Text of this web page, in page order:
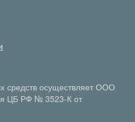
средств осуществляет ООО
ЦБ РФ № 3523-К от